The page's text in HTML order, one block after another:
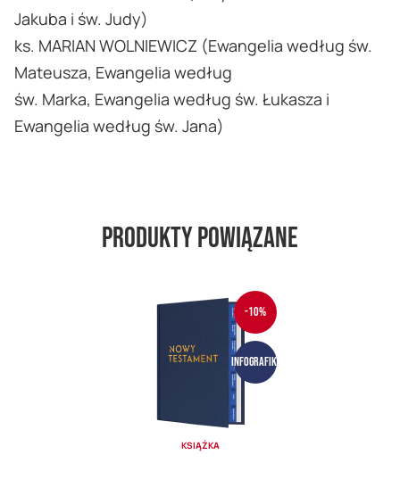
Jakuba i św. Judy)
ks. MARIAN WOLNIEWICZ (Ewangelia według św.
Mateusza, Ewangelia według
św. Marka, Ewangelia według św. Łukasza i
Ewangelia według św. Jana)
Produkty powiązane
-10%
Infografiki
KSIĄŻKA